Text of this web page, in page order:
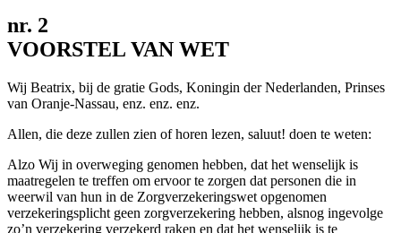
nr. 2
VOORSTEL VAN WET
Wij Beatrix, bij de gratie Gods, Koningin der Nederlanden, Prinses
van Oranje-Nassau, enz. enz. enz.
Allen, die deze zullen zien of horen lezen, saluut! doen te weten:
Alzo Wij in overweging genomen hebben, dat het wenselijk is
maatregelen te treffen om ervoor te zorgen dat personen die in
weerwil van hun in de Zorgverzekeringswet opgenomen
verzekeringsplicht geen zorgverzekering hebben, alsnog ingevolge
zo’n verzekering verzekerd raken en dat het wenselijk is te